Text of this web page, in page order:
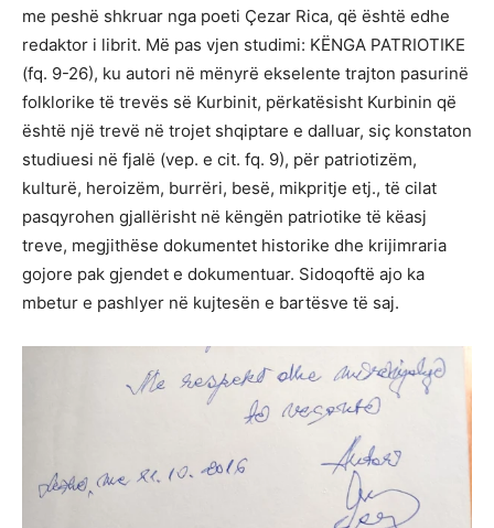
me peshë shkruar nga poeti Çezar Rica, që është edhe
redaktor i librit. Më pas vjen studimi: KËNGA PATRIOTIKE
(fq. 9-26), ku autori në mënyrë ekselente trajton pasurinë
folklorike të trevës së Kurbinit, përkatësisht Kurbinin që
është një trevë në trojet shqiptare e dalluar, siç konstaton
studiuesi në fjalë (vep. e cit. fq. 9), për patriotizëm,
kulturë, heroizëm, burrëri, besë, mikpritje etj., të cilat
pasqyrohen gjallërisht në këngën patriotike të këasj
treve, megjithëse dokumentet historike dhe krijimraria
gojore pak gjendet e dokumentuar. Sidoqoftë ajo ka
mbetur e pashlyer në kujtesën e bartësve të saj.